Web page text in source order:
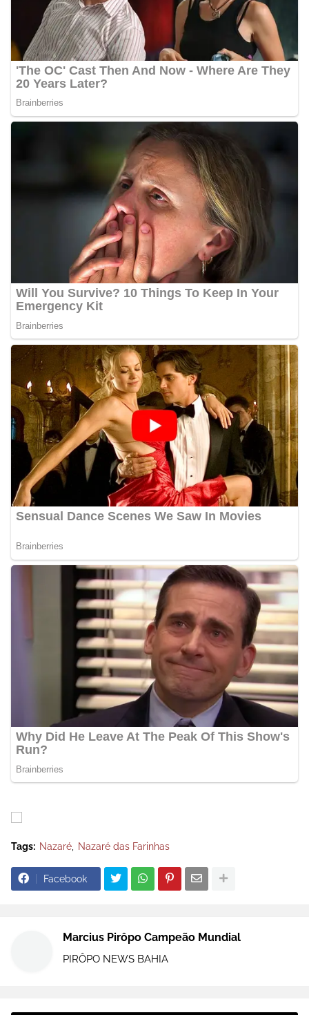
Tags: Nazaré Nazaré das Farinhas
Facebook
Marcius Pirôpo Campeão Mundial
PIRÔPO NEWS BAHIA